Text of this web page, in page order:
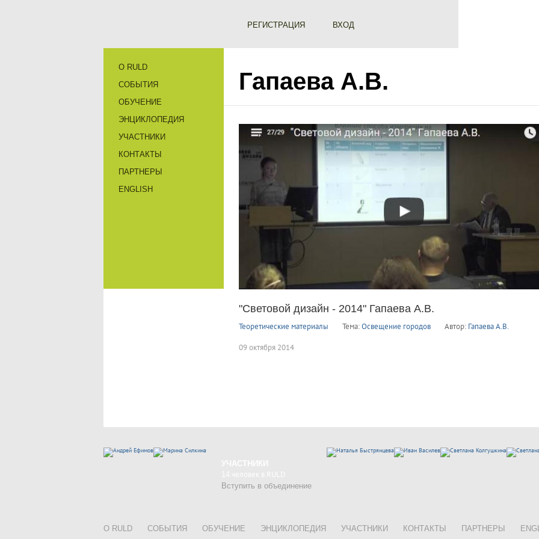
РЕГИСТРАЦИЯ ВХОД
О RULD
СОБЫТИЯ
ОБУЧЕНИЕ
ЭНЦИКЛОПЕДИЯ
УЧАСТНИКИ
КОНТАКТЫ
ПАРТНЕРЫ
ENGLISH
Гапаева А.В.
"Световой дизайн - 2014" Гапаева А.В.
Теоретические материалы Тема:Освещение городов Автор: Гапаева А.В.
09 октября 2014
Вступить в объединение
О RULD СОБЫТИЯ ОБУЧЕНИЕ ЭНЦИКЛОПЕДИЯ УЧАСТНИКИ КОНТАКТЫ ПАРТНЕРЫ